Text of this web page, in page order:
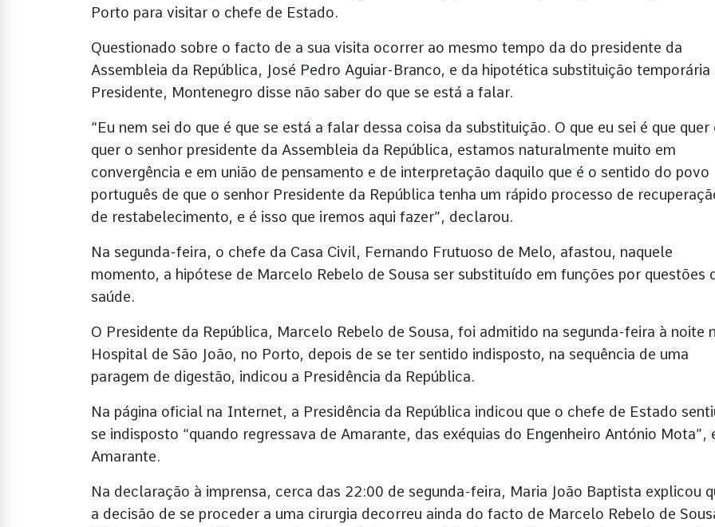
Porto para visitar o chefe de Estado.
Questionado sobre o facto de a sua visita ocorrer ao mesmo tempo da do presidente da
Assembleia da República, José Pedro Aguiar-Branco, e da hipotética substituição temporária
Presidente, Montenegro disse não saber do que se está a falar.
“Eu nem sei do que é que se está a falar dessa coisa da substituição. O que eu sei é que quer
quer o senhor presidente da Assembleia da República, estamos naturalmente muito em
convergência e em união de pensamento e de interpretação daquilo que é o sentido do povo
português de que o senhor Presidente da República tenha um rápido processo de
de restabelecimento, e é isso que iremos aqui fazer”, declarou.
Na segunda-feira, o chefe da Casa Civil, Fernando Frutuoso de Melo, afastou, naquele
momento, a hipótese de Marcelo Rebelo de Sousa ser substituído em funções por questões
saúde.
O Presidente da República, Marcelo Rebelo de Sousa, foi admitido na segunda-feira à noite
Hospital de São João, no Porto, depois de se ter sentido indisposto, na sequência de uma
paragem de digestão, indicou a Presidência da República.
Na página oficial na Internet, a Presidência da República indicou que o chefe de Estado
se indisposto “quando regressava de Amarante, das exéquias do Engenheiro António Mota”,
Amarante.
Na declaração à imprensa, cerca das 22:00 de segunda-feira, Maria João Baptista explicou
a decisão de se proceder a uma cirurgia decorreu ainda do facto de Marcelo Rebelo de